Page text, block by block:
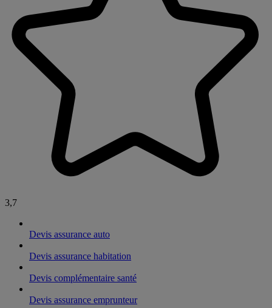
3,7
Devis assurance auto
Devis assurance habitation
Devis complémentaire santé
Devis assurance emprunteur